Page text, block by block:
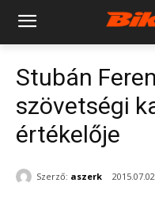
Stubán
szövetségi
értékelője
Szerző: aszerk